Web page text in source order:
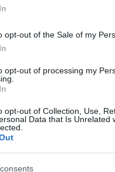
opt-out of the Sale of my
opt-out of processing my
opt-out of Collection, Use,
Data that Is Unrelated
Világsztárokkal
2024. 05. 16.|Kultúrpart
jubileumi Cziffra
Vigyázat,
2023. 11. 22.